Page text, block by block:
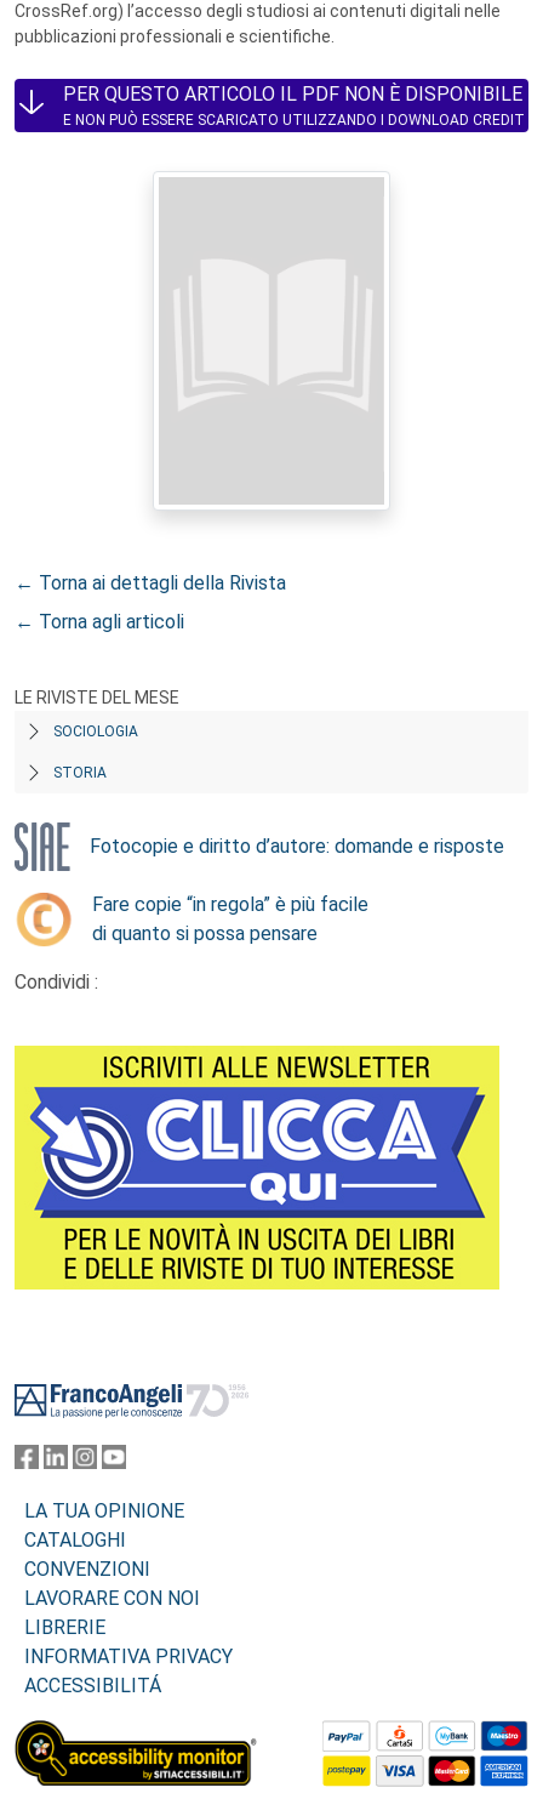
CrossRef.org) l’accesso degli studiosi ai contenuti digitali nelle
pubblicazioni professionali e scientifiche.
PER QUESTO ARTICOLO IL PDF NON È DISPONIBILE
E NON PUÒ ESSERE SCARICATO UTILIZZANDO I DOWNLOAD CREDIT
← Torna ai dettagli della Rivista
← Torna agli articoli
LE RIVISTE DEL MESE
SOCIOLOGIA
STORIA
Fotocopie e diritto d’autore: domande e risposte
Fare copie “in regola” è più facile
di quanto si possa pensare
Condividi :
LA TUA OPINIONE
CATALOGHI
CONVENZIONI
LAVORARE CON NOI
LIBRERIE
INFORMATIVA PRIVACY
ACCESSIBILITÁ